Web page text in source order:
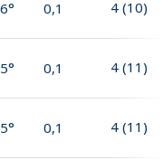
0,1 4 (10)
0,1 4 (11)
0,1 4 (11)